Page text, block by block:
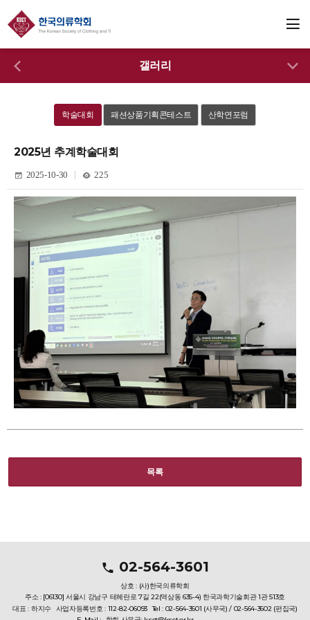
갤러리
학술대회 패션상품기획콘테스트 산학연포럼
2025년 추계학술대회
2025-10-30 225
목록
02-564-3601
상호 : (사)한국의류학회
주소 : [06130] 서울시 강남구 테헤란로 7길 22(역삼동 635-4) 한국과학기술회관 1관 513호
대표 : 하지수 사업자등록번호 : 112-82-06093 Tel : 02-564-3601 (사무국) / 02-564-3602 (편집국)